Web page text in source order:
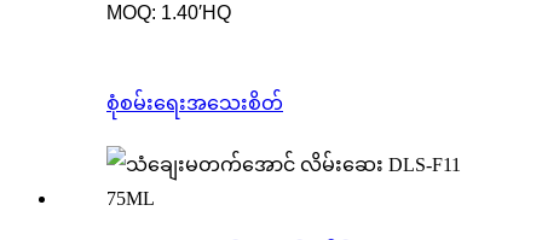
MOQ: 1.40′HQ
စုံစမ်းရေးအသေးစိတ်